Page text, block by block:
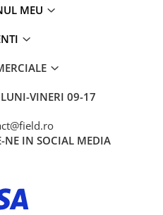
MEU
LUNI-VINERI 09-17
NE IN SOCIAL MEDIA